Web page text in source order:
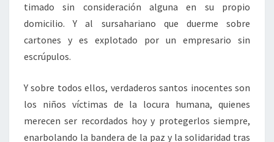
timado sin consideración alguna en su propio
domicilio. Y al sursahariano que duerme sobre
cartones y es explotado por un empresario sin
escrúpulos.
Y sobre todos ellos, verdaderos santos inocentes son
los niños víctimas de la locura humana, quienes
merecen ser recordados hoy y protegerlos siempre,
enarbolando la bandera de la paz y la solidaridad tras